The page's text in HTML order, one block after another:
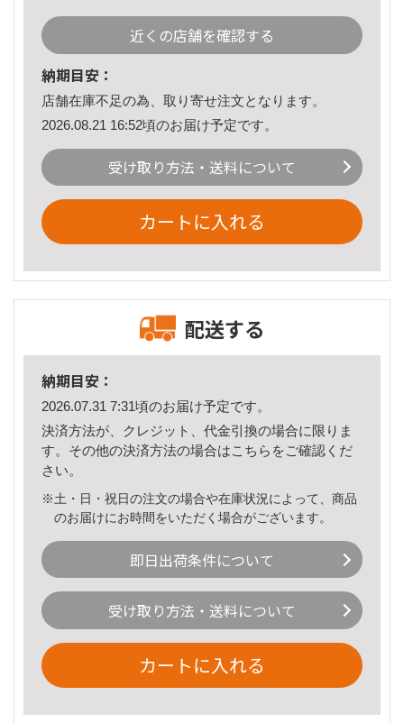
近くの店舗を確認する
納期目安：
店舗在庫不足の為、取り寄せ注文となります。
2026.08.21 16:52頃のお届け予定です。
受け取り方法・送料について
カートに入れる
配送する
納期目安：
2026.07.31 7:31頃のお届け予定です。
決済方法が、クレジット、代金引換の場合に限りま
す。その他の決済方法の場合はこちら をご確認くだ
さい。
※土・日・祝日の注文の場合や在庫状況によって、商品
のお届けにお時間をいただく場合がございます。
即日出荷条件について
受け取り方法・送料について
カートに入れる